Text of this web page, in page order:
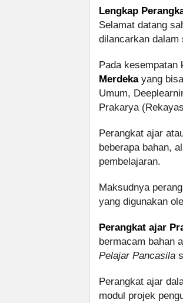
Lengkap
Selamat datang
dilancarkan dalam
Pada kesempatan
Merdekayang
Umum,
Prakarya
Perangkat ajar
beberapa bahan,
pembelajaran.
Maksudnya
yang digunakan
Perangkat ajar
bermacam bahan
Pelajar Pancasila
Perangkat ajar
modul projek